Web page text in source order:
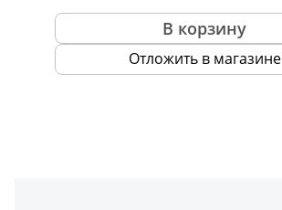
В корзину
Отложить в магазине